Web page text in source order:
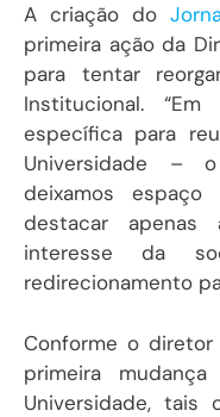
A criação do
primeira ação da
para tentar
Institucional.
específica para
Universidade – o
deixamos
destacar apenas
interesse da
redirecionamento
Conforme o diretor
primeira
Universidade, tais